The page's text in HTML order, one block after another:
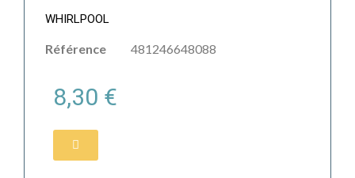
WHIRLPOOL
Référence 481246648088
8,30 €